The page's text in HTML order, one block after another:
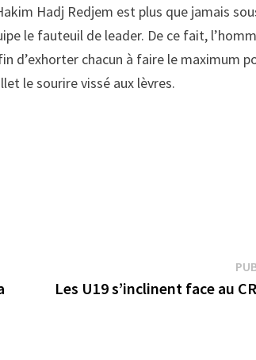
Hadj Redjem est plus que jamais
le fauteuil de leader. De ce fait,
d’exhorter chacun à faire le maximum
le sourire vissé aux lèvres.
Les U19 s’inclinent face au